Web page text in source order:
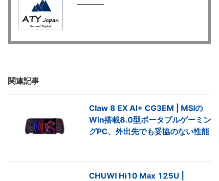
関連記事
Claw 8 EX AI+ CG3EM | MSIの
Win搭載8.0型ポータブルゲーミン
グPC、外出先でも妥協のない性能
CHUWI Hi10 Max 125U |